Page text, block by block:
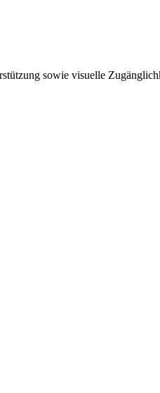
sowie visuelle